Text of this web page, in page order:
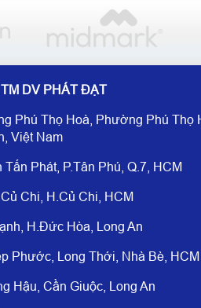
DV PHÁT ĐẠT
Phú Thọ Hoà, Phường Phú Thọ
Việt Nam
Tấn Phát, P.Tân Phú, Q.7, HCM
Chi, H.Củ Chi, HCM
H.Đức Hòa, Long An
Phước, Long Thới, Nhà Bè, HCM
Hậu, Cần Giuộc, Long An